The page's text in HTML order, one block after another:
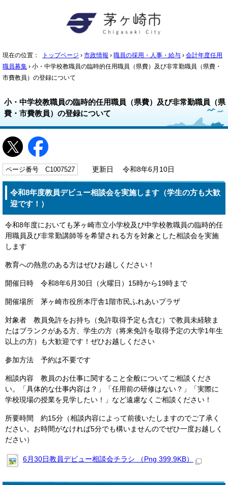
現在の位置： トップページ › 市政情報 › 職員の採用・人事・給与 › 会計年度任用
職員募集 › 小・中学校教職員の臨時的任用職員（県費）及び非常勤職員（県費・
市費教員）の登録について
小・中学校教職員の臨時的任用職員（県費）及び非常勤職員（県
費・市費教員）の登録について
ページ番号 C1007527 更新日 令和8年6月10日
令和8年度教員デビュー相談会を実施します（学生の方も大歓
迎です！）
令和8年度においても茅ヶ崎市立小学校及び中学校教職員の臨時的任
用職員及び非常勤講師等を希望される方を対象とした相談会を実施
します
教育への熱意のある方はぜひお越しください！
開催日時 令和8年6月30日（火曜日）15時から19時まで
開催場所 茅ヶ崎市役所本庁舎1階市民ふれあいプラザ
対象者 教員免許をお持ち（免許取得予定も含む）で教員未経験ま
たはブランクがある方、学生の方（将来免許を取得予定の大学1年生
以上の方）も大歓迎です！ぜひお越しください
参加方法 予約は不要です
相談内容 教員のお仕事に関すること全般についてご相談くださ
い。「具体的な仕事内容は？」「任用前の研修はない？」「実際に
学校現場の授業を見学したい！」など遠慮なくご相談ください！
所要時間 約15分（相談内容によって前後いたしますのでご了承く
ださい。お時間がなければ5分でも構いませんのでぜひ一度お越しく
ださい）
6月30日教員デビュー相談会チラシ （Png 399.9KB）